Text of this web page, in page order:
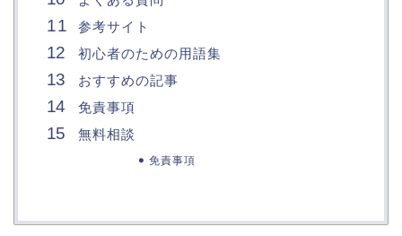
参考サイト
初心者のための用語集
おすすめの記事
免責事項
無料相談
免責事項